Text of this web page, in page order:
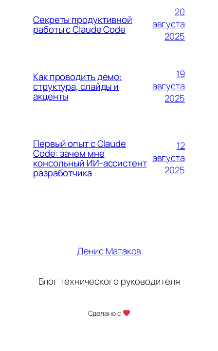
Секреты продуктивной
работы с Claude Code
20
августа
2025
Как проводить демо:
структура, слайды и
акценты
19
августа
2025
Первый опыт с Claude
Code: зачем мне
консольный ИИ-ассистент
разработчика
12
августа
2025
Денис Матаков
Блог технического руководителя
Сделано с